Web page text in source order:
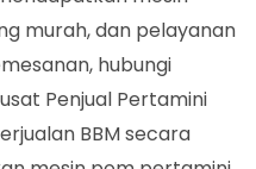
murah, dan pelayanan
hubungi
Penjual Pertamini
BBM secara